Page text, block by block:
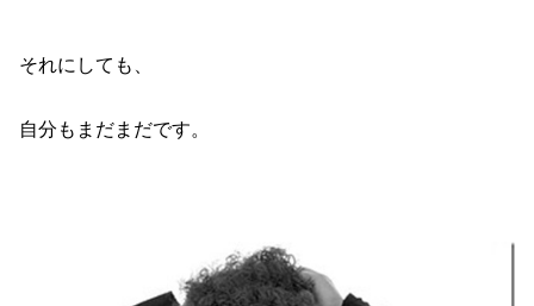
それにしても、
自分もまだまだです。